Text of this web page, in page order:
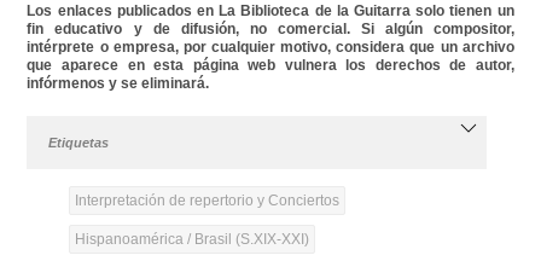
Los enlaces publicados en La Biblioteca de la Guitarra solo tienen un
fin educativo y de difusión, no comercial. Si algún compositor,
intérprete o empresa, por cualquier motivo, considera que un archivo
que aparece en esta página web vulnera los derechos de autor,
infórmenos y se eliminará.
Etiquetas
Interpretación de repertorio y Conciertos
Hispanoamérica / Brasil (S.XIX-XXI)